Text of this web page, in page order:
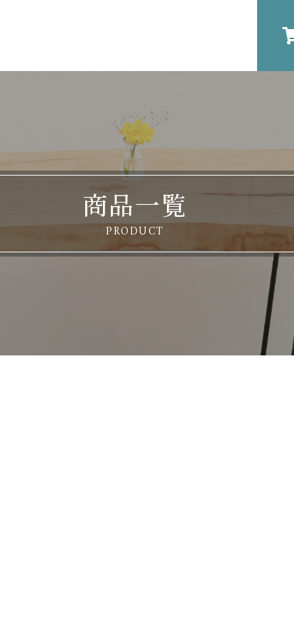
商品一覧
PRODUCT